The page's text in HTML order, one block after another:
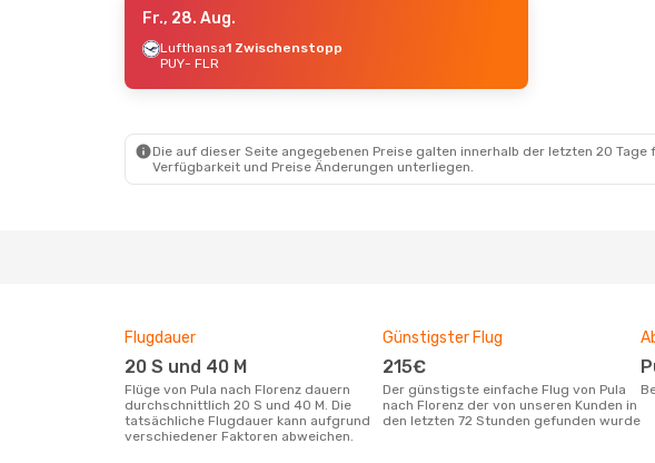
Fr., 28. Aug.
Lufthansa1 Zwischenstopp
PUY- FLR
Die auf dieser Seite angegebenen Preise galten innerhalb der letzten 20
Verfügbarkeit und Preise Änderungen unterliegen.
Flugdauer
20 S und 40 M
Flüge von Pula nach Florenz dauern
durchschnittlich 20 S und 40 M. Die
tatsächliche Flugdauer kann aufgrund
verschiedener Faktoren abweichen.
Günstigster Flug
215€
Der günstigste einfache Flug von Pula
nach Florenz der von unseren Kunden in
den letzten 72 Stunden gefunden wurde